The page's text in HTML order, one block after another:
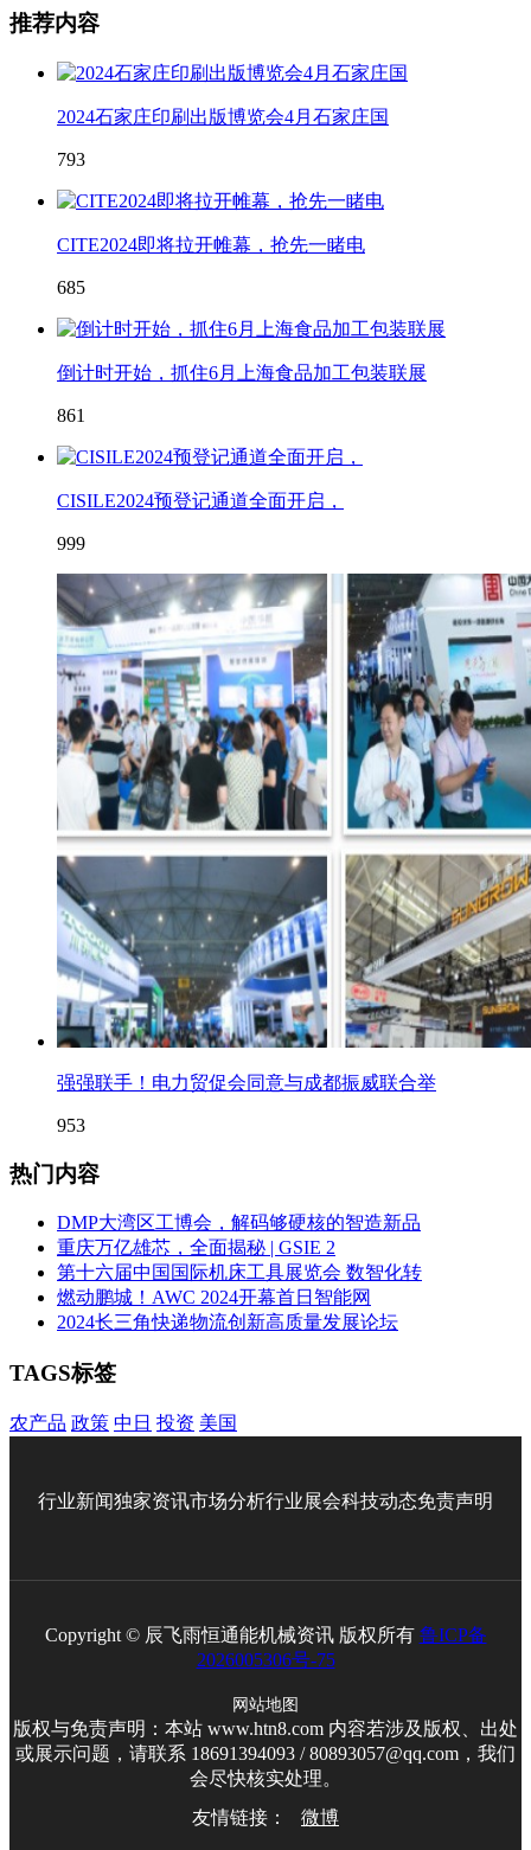
推荐内容
2024石家庄印刷出版博览会4月石家庄国
793
CITE2024即将拉开帷幕，抢先一睹电
685
倒计时开始，抓住6月上海食品加工包装联展
861
CISILE2024预登记通道全面开启，
999
强强联手！电力贸促会同意与成都振威联合举
953
热门内容
DMP大湾区工博会，解码够硬核的智造新品
重庆万亿雄芯，全面揭秘 | GSIE 2
第十六届中国国际机床工具展览会 数智化转
燃动鹏城！AWC 2024开幕首日智能网
2024长三角快递物流创新高质量发展论坛
TAGS标签
农产品 政策 中日 投资 美国
行业新闻独家资讯市场分析行业展会科技动态免责声明
Copyright © 辰飞雨恒通能机械资讯 版权所有 鲁ICP备
2026005306号-75
网站地图
版权与免责声明：本站 www.htn8.com 内容若涉及版权、出处
或展示问题，请联系 18691394093 / 80893057@qq.com，我们
会尽快核实处理。
友情链接：
微博